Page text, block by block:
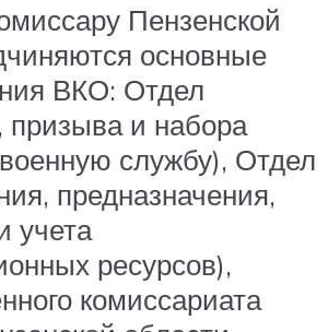
Пензенской
основные
ВКО: Отдел
призыва и набора
службу), Отдел
предназначения,
учета
ресурсов),
комиссариата